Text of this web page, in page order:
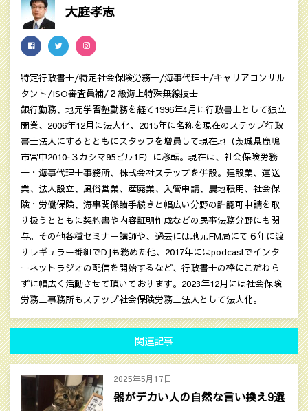
大庭孝志
特定行政書士/特定社会保険労務士/海事代理士/キャリアコンサル
タント/ISO審査員補/２級海上特殊無線技士
銀行勤務、地元学習塾勤務を経て1996年4月に行政書士として独立
開業、2006年12月に法人化、2015年に名称を現在のステップ行政
書士法人にするとともにスタッフを増員して現在地（茨城県鹿嶋
市宮中2010‐３カシマ95ビル1F）に移転。現在は、社会保険労務
士・海事代理士事務所、株式会社ステップを併設。建設業、運送
業、法人設立、風俗営業、産廃業、入管申請、農地転用、社会保
険・労働保険、海事関係諸手続きと幅広い分野の許認可申請を取
り扱うとともに契約書や内容証明作成などの民亊法務分野にも関
与。その他各種セミナー講師や、過去には地元FM局にて６年に渡
りレギュラー番組でDJも務めた他、2017年にはpodcastでインタ
ーネットラジオの配信を開始するなど、行政書士の枠にこだわら
ずに幅広く活動させて頂いております。2023年12月には社会保険
労務士事務所もステップ社会保険労務士法人として法人化。
関連記事
2025年5月17日
器がデカい人の自然な言い換え9選